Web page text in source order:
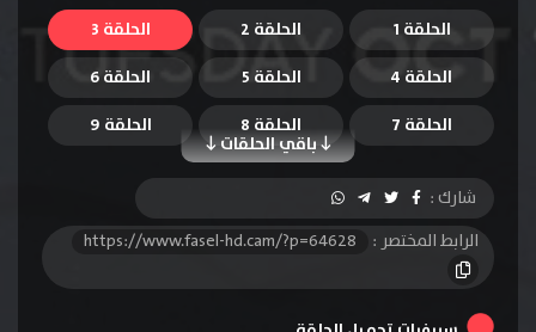
الحلقة 1 الحلقة 2
الحلقة 3
الحلقة 4
الحلقة 5 الحلقة 6
باقي الحلقات
الحلقة 7 الحلقة 8
الحلقة 9
الحلقة 12
الحلقة 13
الحلقة 14
الحلقة 15
شارك :
الرابط المختصر :
https://www.fasel-hd.cam/?p=64628